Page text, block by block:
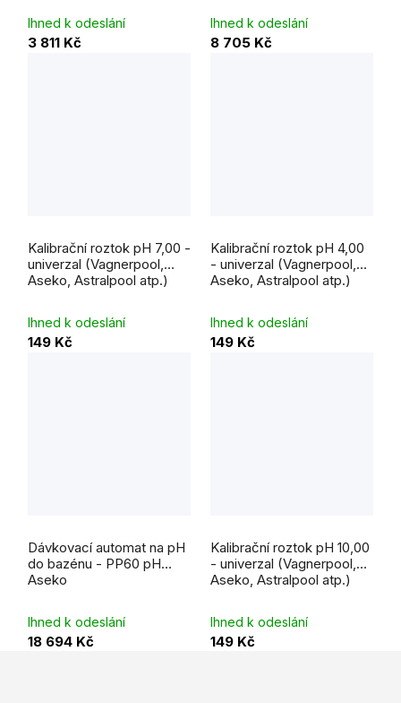
Ihned k odeslání
3 811 Kč
Ihned k odeslání
8 705 Kč
Kalibrační roztok pH 7,00 -
univerzal (Vagnerpool,
Aseko, Astralpool atp.)
Ihned k odeslání
149 Kč
Kalibrační roztok pH 4,00
- univerzal (Vagnerpool,
Aseko, Astralpool atp.)
Ihned k odeslání
149 Kč
Dávkovací automat na pH
do bazénu - PP60 pH
Aseko
Ihned k odeslání
18 694 Kč
Kalibrační roztok pH 10,00
- univerzal (Vagnerpool,
Aseko, Astralpool atp.)
Ihned k odeslání
149 Kč